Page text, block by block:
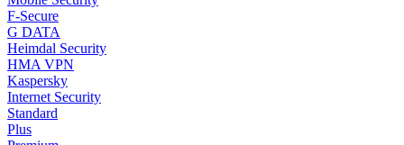
F-Secure
G DATA
Heimdal Security
HMA VPN
Kaspersky
Internet Security
Standard
Plus